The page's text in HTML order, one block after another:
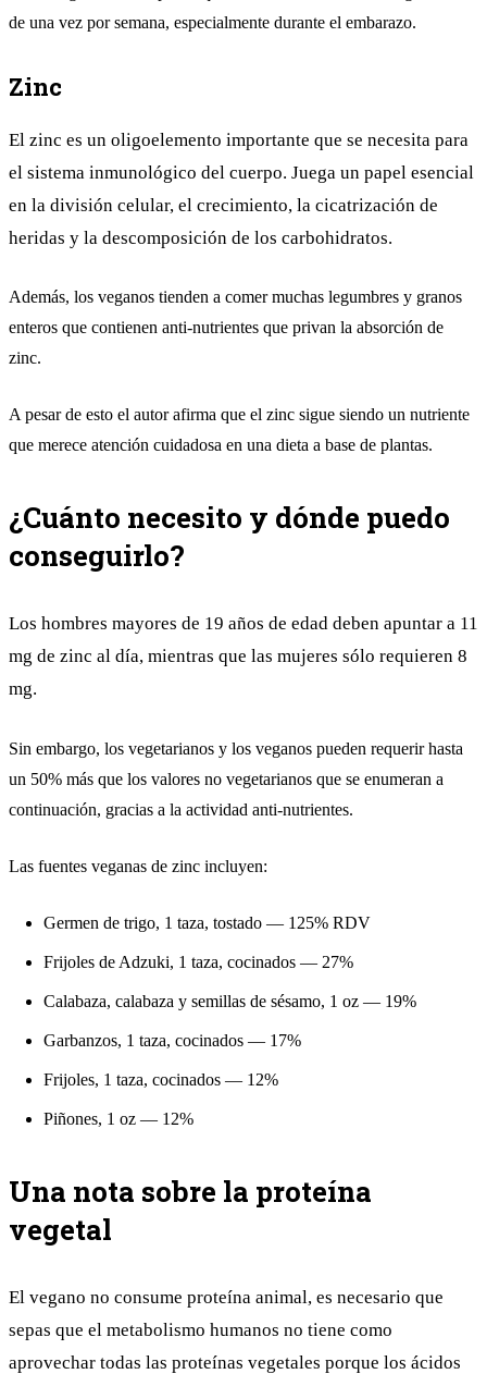
de una vez por semana, especialmente durante el embarazo.
Zinc
El zinc es un oligoelemento importante que se necesita para
el sistema inmunológico del cuerpo. Juega un papel esencial
en la división celular, el crecimiento, la cicatrización de
heridas y la descomposición de los carbohidratos.
Además, los veganos tienden a comer muchas legumbres y granos
enteros que contienen anti-nutrientes que privan la absorción de
zinc.
A pesar de esto el autor afirma que el zinc sigue siendo un nutriente
que merece atención cuidadosa en una dieta a base de plantas.
¿Cuánto necesito y dónde puedo
conseguirlo?
Los hombres mayores de 19 años de edad deben apuntar a 11
mg de zinc al día, mientras que las mujeres sólo requieren 8
mg.
Sin embargo, los vegetarianos y los veganos pueden requerir hasta
un 50% más que los valores no vegetarianos que se enumeran a
continuación, gracias a la actividad anti-nutrientes.
Las fuentes veganas de zinc incluyen:
Germen de trigo, 1 taza, tostado — 125% RDV
Frijoles de Adzuki, 1 taza, cocinados — 27%
Calabaza, calabaza y semillas de sésamo, 1 oz — 19%
Garbanzos, 1 taza, cocinados — 17%
Frijoles, 1 taza, cocinados — 12%
Piñones, 1 oz — 12%
Una nota sobre la proteína
vegetal
El vegano no consume proteína animal, es necesario que
sepas que el metabolismo humanos no tiene como
aprovechar todas las proteínas vegetales porque los ácidos